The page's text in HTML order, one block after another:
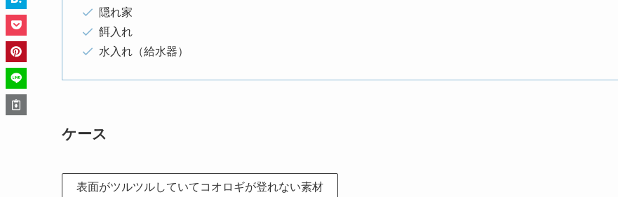
隠れ家
餌入れ
水入れ（給水器）
ケース
表面がツルツルしていてコオロギが登れない素材